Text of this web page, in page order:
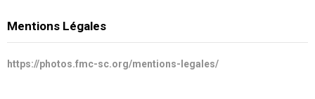
Mentions Légales
https://photos.fmc-sc.org/mentions-legales/